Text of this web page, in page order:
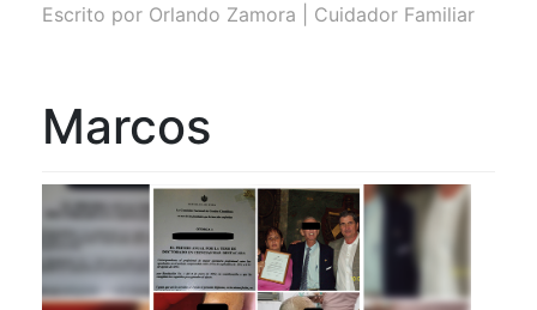
Escrito por Orlando Zamora | Cuidador Familiar
Marcos